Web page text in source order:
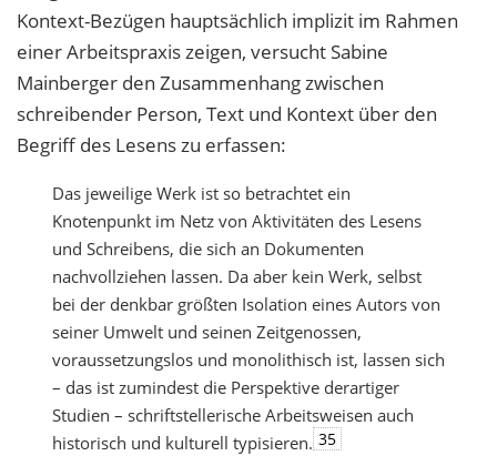
Kontext-Bezügen hauptsächlich implizit im Rahmen
einer Arbeitspraxis zeigen, versucht Sabine
Mainberger den Zusammenhang zwischen
schreibender Person, Text und Kontext über den
Begriff des Lesens zu erfassen:
Das jeweilige Werk ist so betrachtet ein
Knotenpunkt im Netz von Aktivitäten des Lesens
und Schreibens, die sich an Dokumenten
nachvollziehen lassen. Da aber kein Werk, selbst
bei der denkbar größten Isolation eines Autors von
seiner Umwelt und seinen Zeitgenossen,
voraussetzungslos und monolithisch ist, lassen sich
– das ist zumindest die Perspektive derartiger
Studien – schriftstellerische Arbeitsweisen auch
historisch und kulturell typisieren. 35